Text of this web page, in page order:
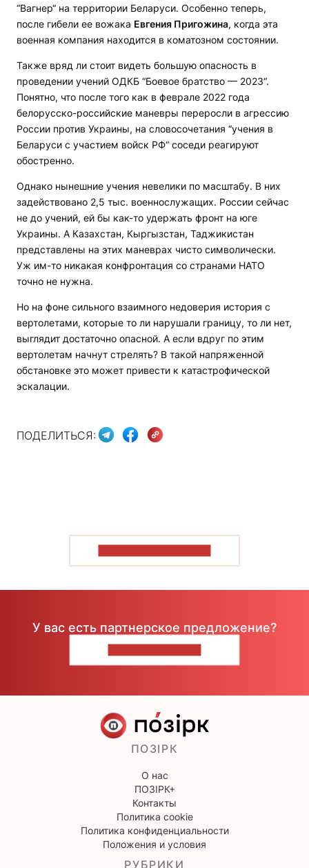
“Вагнер“ на территории Беларуси. Особенно теперь,
после гибели ее вожака Евгения Пригожина, когда эта
военная компания находится в коматозном состоянии.
Также вряд ли стоит видеть большую опасность в
проведении учений ОДКБ “Боевое братство — 2023“.
Понятно, что после того как в феврале 2022 года
белорусско-российские маневры переросли в агрессию
России против Украины, на словосочетания “учения в
Беларуси с участием войск РФ“ соседи реагируют
обостренно.
Однако нынешние учения невелики по масштабу. В них
задействовано 2,5 тыс. военнослужащих. России сейчас
не до учений, ей бы как-то удержать фронт на юге
Украины. А Казахстан, Кыргызстан, Таджикистан
представлены на этих маневрах чисто символически.
Уж им-то никакая конфронтация со странами НАТО
точно не нужна.
Но на фоне сильного взаимного недоверия история с
вертолетами, которые то ли нарушали границу, то ли нет,
выглядит достаточно опасной. А если вдруг по этим
вертолетам начнут стрелять? В такой напряженной
обстановке это может привести к катастрофической
эскалации.
ПОДЕЛИТЬСЯ:
У вас есть партнерское предложение?
ПОЗІРК
О нас
ПОЗІРК+
Контакты
Политика cookie
Политика конфиденциальности
Положения и условия
РУБРИКИ